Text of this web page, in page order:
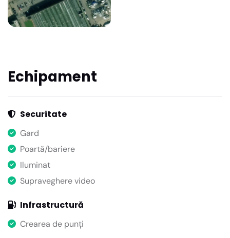
Echipament
Securitate
Gard
Poartă/bariere
Iluminat
Supraveghere video
Infrastructură
Crearea de punți